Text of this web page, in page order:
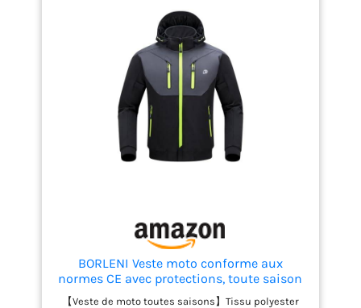
bras, les poignets, le col et l'ourlet, vous permettant
d'ajuster la coupe à votre convenance Design
soigné : Nos vestes de moto sont dotées de bandes
réfléchissantes sur les épaules pour une sécurité
accrue lors des trajets nocturnes. Des poches
zippées pratiques des deux côtés offrent un espace
de rangement suffisant pour vos effets personnels
Élégantes et fonctionnelles : les vestes de moto
IRON JIA'S allient style et protection professionnelle.
Que vous rouliez en ville ou sur l’autoroute, elles
BORLENI Veste moto conforme aux
normes CE avec protections, toute saison
【Veste de moto toutes saisons】Tissu polyester